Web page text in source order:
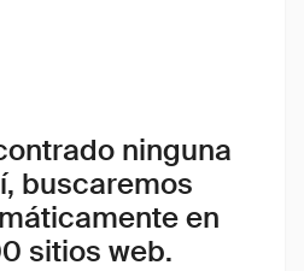
ninguna
buscaremos
en
sitios web.